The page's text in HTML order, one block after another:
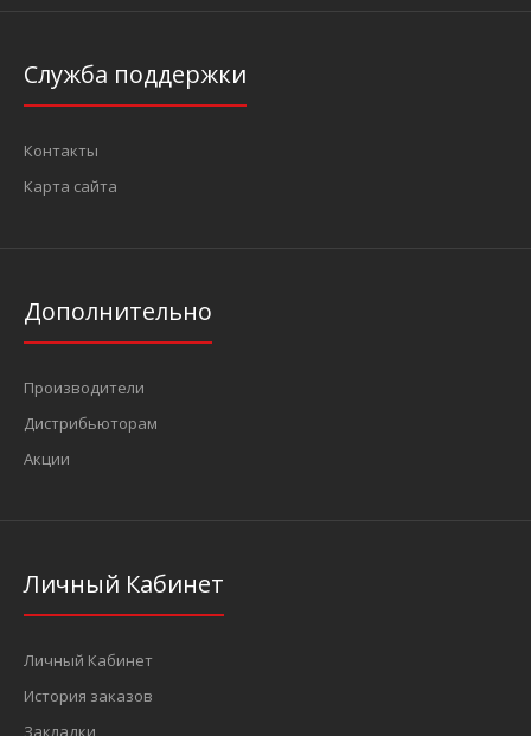
Служба поддержки
Контакты
Карта сайта
Дополнительно
Производители
Дистрибьюторам
Акции
Личный Кабинет
Личный Кабинет
История заказов
Закладки